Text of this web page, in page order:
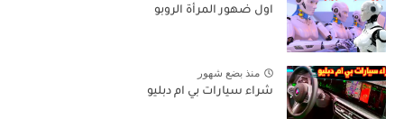
اول ضهور المرأة الروبو
منذ بضع شهور
شراء سيارات بي ام دبليو